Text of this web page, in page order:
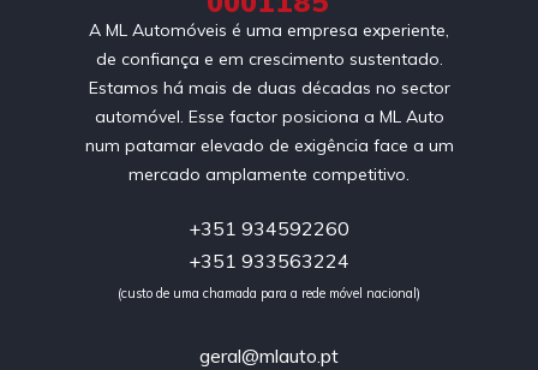
A ML Automóveis é uma empresa experiente,
de confiança e em crescimento sustentado.
Estamos há mais de duas décadas no sector
automóvel. Esse factor posiciona a ML Auto
num patamar elevado de exigência face a um
mercado amplamente competitivo.
+351 934592260
+351 933563224
(custo de uma chamada para a rede móvel nacional)
geral@mlauto.pt